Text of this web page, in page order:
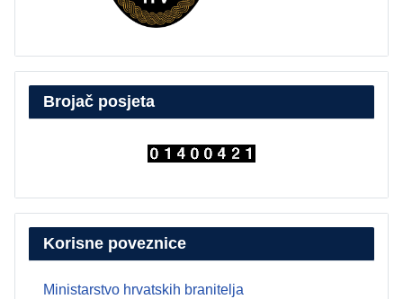
Brojač posjeta
Korisne poveznice
Ministarstvo hrvatskih branitelja